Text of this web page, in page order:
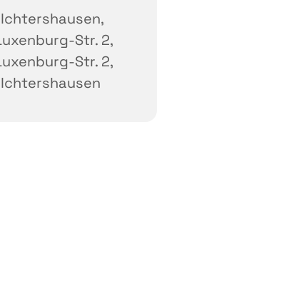
Str. 2,
Str. 2,